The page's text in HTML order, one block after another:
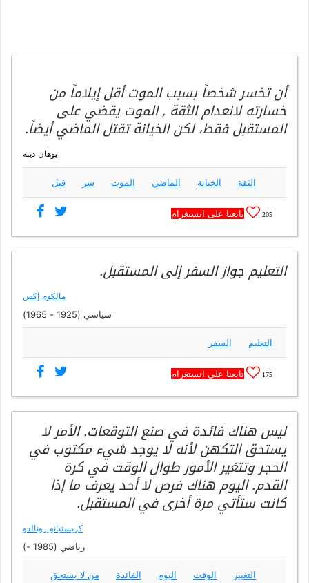
أن تخسر شخصاً بسبب الموت أقل إيلاماً من
خسارته لانعدام الثقة , الموت يقضي على
المستقبل فقط، لكن الخيانة تقتل الماضي أيضاً.
يوهان دينه
الثقة الخيانة الماضي الموت سر قتل
205 تابعنا على انستغرام
التعليم جواز السفر إلى المستقبل.
مالكوم إكس
سياسي (1925 - 1965)
التعليم السفر
175 تابعنا على انستغرام
ليس هناك فائدة في صنع التوقعات. الأمر لا
يستحق التكهن لأنه لا يوجد شيء مكتوب في
الحجر وتتغير الأمور طوال الوقت في كرة
القدم. اليوم هناك فرص لا أحد يعرف ما إذا
كانت ستأتي مرة أخرى في المستقبل.
كريستيانو رونالدو
رياضي (1985 -)
التغيير الوقت اليوم الفائدة من لا يستحق